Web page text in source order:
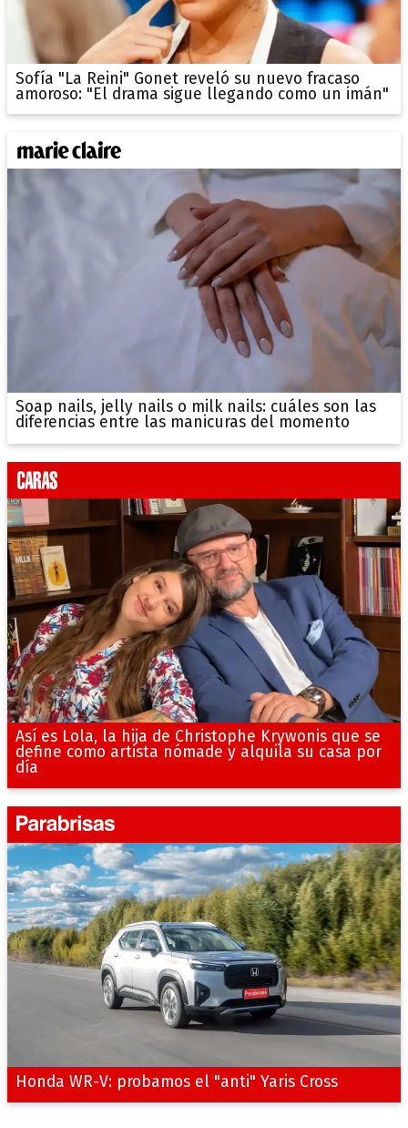
Sofía "La Reini" Gonet reveló su nuevo fracaso
amoroso: "El drama sigue llegando como un imán"
Soap nails, jelly nails o milk nails: cuáles son las
diferencias entre las manicuras del momento
Así es Lola, la hija de Christophe Krywonis que se
define como artista nómade y alquila su casa por
día
Honda WR-V: probamos el "anti" Yaris Cross